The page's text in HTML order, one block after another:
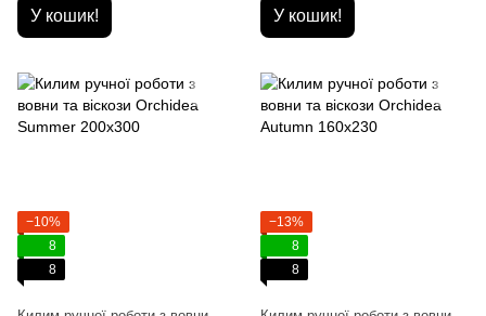
У кошик! У кошик!
−10%
8
8
−13%
8
8